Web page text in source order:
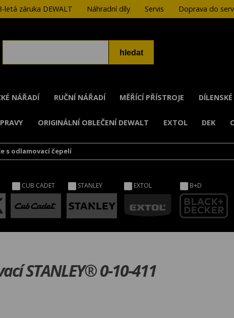
letá záruka DEWALT Náhradní díly Servis Doprava do
NÁŘADÍ RUČNÍ NÁŘADÍ MĚŘÍCÍ PŘÍSTROJE
ORIGINÁLNÍ OBLEČENÍ DEWALT EXTOL DEK
s odlamovací čepelí
CUB CADET STANLEY EXTOL B+D
STANLEY® 0-10-411